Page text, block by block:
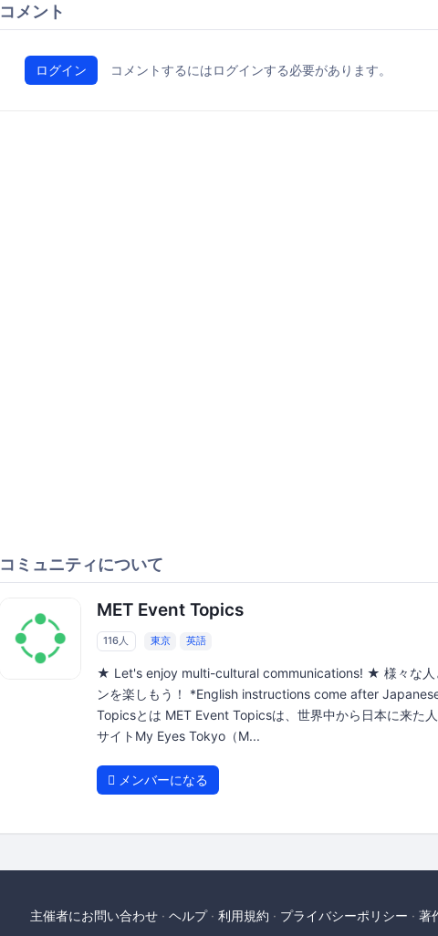
コメント
ログイン コメントするにはログインする必要があります。
コミュニティについて
MET Event Topics
116人 東京 英語
★ Let's enjoy multi-cultural communications! ★ 様々な人
ンを楽しもう！ *English instructions come after
Topicsとは MET Event Topicsは、世界中から日本に来た
サイトMy Eyes Tokyo（M...
メンバーになる
主催者にお問い合わせ ヘルプ 利用規約 プライバシーポリシー 著